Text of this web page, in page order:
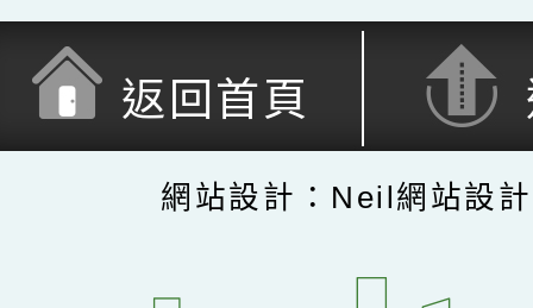
返回首頁
網站設計：Neil網站設